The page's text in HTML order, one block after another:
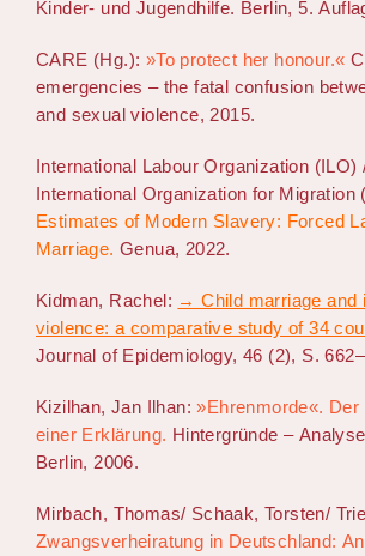
Kinder- und Jugendhilfe. Berlin, 5.
CARE (Hg.): »To protect her honour.«
emergencies – the fatal confusion
and sexual violence, 2015.
International Labour Organization (ILO)
International Organization for Migration
Estimates of Modern Slavery: Forced
Marriage. Genua, 2022.
Kidman, Rachel: → Child marriage and
violence: a comparative study of 34
Journal of Epidemiology, 46 (2), S.
Kizilhan, Jan Ilhan:»Ehrenmorde«.
einer Erklärung. Hintergründe –
Berlin, 2006.
Mirbach, Thomas/ Schaak, Torsten/
Zwangsverheiratung in Deutschland: